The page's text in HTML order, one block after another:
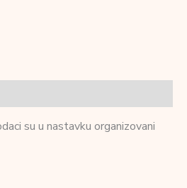
su u nastavku organizovani